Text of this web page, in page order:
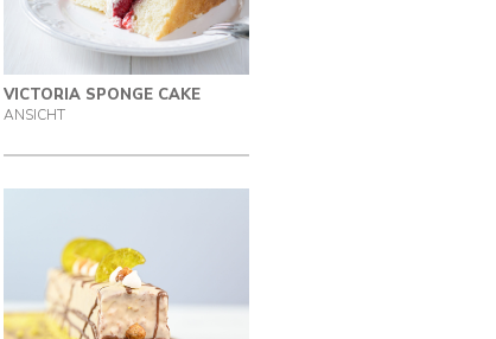
VICTORIA SPONGE CAKE
ANSICHT